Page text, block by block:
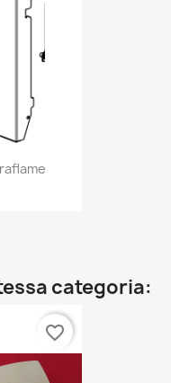
categoria:
favorite_border